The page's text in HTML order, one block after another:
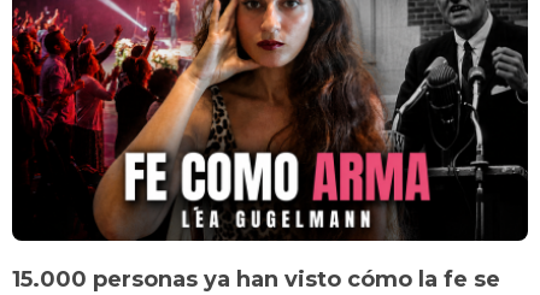
15.000 personas ya han visto cómo la fe se